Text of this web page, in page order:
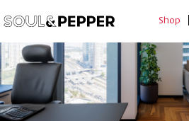
Shop
מוצרים בעגלה
התחברו